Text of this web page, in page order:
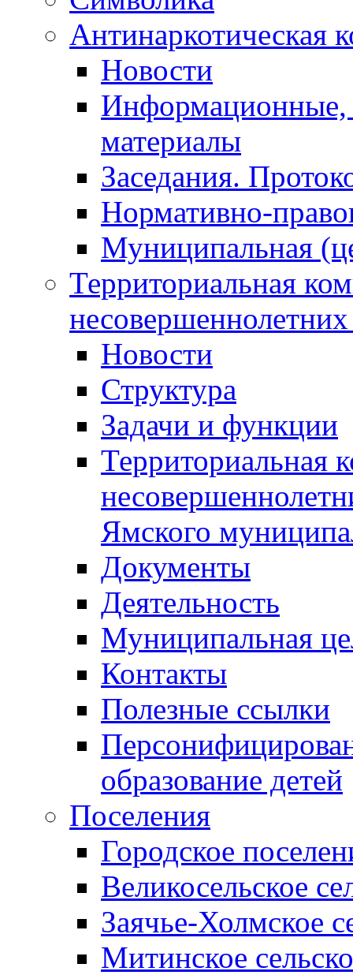
Антинаркотическая
Новости
Информационные,
материалы
Заседания.
Нормативно-
Муниципальная
Территориальная
Новости
Структура
Задачи и функции
Территориальная
Ямского
Документы
Деятельность
Муниципальная
Контакты
Полезные ссылки
образование детей
Поселения
Городское
Великосельское
Заячье-Холмское
Митинское